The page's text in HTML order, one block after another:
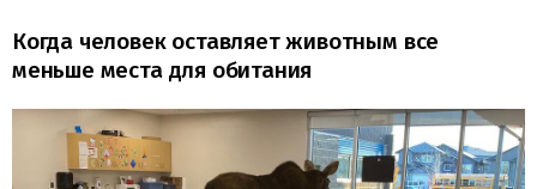
Когда человек оставляет животным все
меньше места для обитания